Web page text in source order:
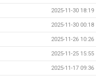
2025-11-30 18:19
2025-11-30 00:18
2025-11-26 10:26
2025-11-25 15:55
2025-11-17 09:36